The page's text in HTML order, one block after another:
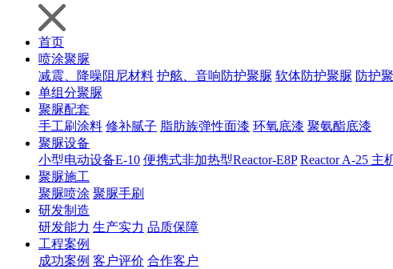
首页
喷涂聚脲
减震、降噪阻尼材料 护舷、音响防护聚脲 软体防护聚脲 防护
单组分聚脲
聚脲配套
手工刷涂料 修补腻子 脂肪族弹性面漆 环氧底漆 聚氨酯底漆
聚脲设备
小型电动设备E-10 便携式非加热型Reactor-E8P Reactor A-25 主
聚脲施工
聚脲喷涂 聚脲手刷
研发制造
研发能力 生产实力 品质保障
工程案例
成功案例 客户评价 合作客户